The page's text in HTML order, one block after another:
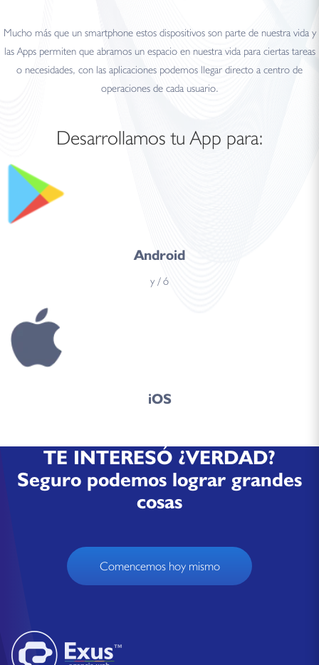
Mucho más que un smartphone estos dispositivos son parte de nuestra vida y
las Apps permiten que abramos un espacio en nuestra vida para ciertas tareas
o necesidades, con las aplicaciones podemos llegar directo a centro de
operaciones de cada usuario.
Desarrollamos tu App para:
Android
y / ó
iOS
TE INTERESÓ ¿VERDAD?
Seguro podemos lograr grandes
cosas
Comencemos hoy mismo